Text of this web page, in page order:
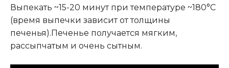
Выпекать ~15-20 минут при температуре ~180°C
(время выпечки зависит от толщины
печенья).Печенье получается мягким,
рассыпчатым и очень сытным.